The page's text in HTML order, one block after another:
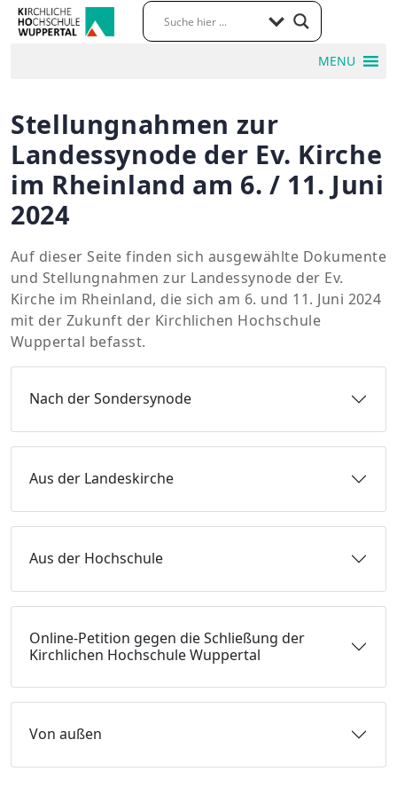
MENU
Stellungnahmen zur
Landessynode der Ev. Kirche
im Rheinland am 6. / 11. Juni
2024
Auf dieser Seite finden sich ausgewählte Dokumente
und Stellungnahmen zur Landessynode der Ev.
Kirche im Rheinland, die sich am 6. und 11. Juni 2024
mit der Zukunft der Kirchlichen Hochschule
Wuppertal befasst.
Nach der Sondersynode
Aus der Landeskirche
Aus der Hochschule
Online-Petition gegen die Schließung der
Kirchlichen Hochschule Wuppertal
Von außen